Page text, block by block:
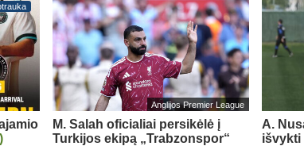
Anglijos Premier League
M. Salah oficialiai persikėlė į
Turkijos ekipą „Trabzonspor“
A.
išvykti